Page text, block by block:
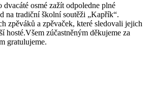
osmé zažít odpoledne plné
na tradiční školní soutěži „Kapřík“.
zpěváků a zpěvaček, které sledovali jejich
hosté.Všem zúčastněným děkujeme za
gratulujeme.